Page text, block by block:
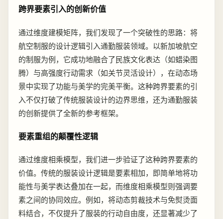
跨界要素引入的创新价值
通过维度建模矩阵，我们发现了一个突破性的思路：将
航空制服的设计逻辑引入通勤服装领域。以新加坡航空
的制服为例，它成功地融合了民族文化表达（如蜡染图
腾）与高强度行动需求（如关节灵活设计），在动态场
景中实现了功能与美学的完美平衡。这种跨界要素的引
入不仅打破了传统服装设计的边界思维，还为通勤服装
的创新提供了全新的参考框架。
要素重组的颠覆性逻辑
通过维度相乘模型，我们进一步验证了这种跨界要素的
价值。传统的服装设计逻辑是要素相加，即简单地将功
能性与美学表达叠加在一起，而维度相乘模型则强调要
素之间的协同效应。例如，将动态剪裁技术与免熨烫面
料结合，不仅提升了服装的行动自由度，还显著减少了